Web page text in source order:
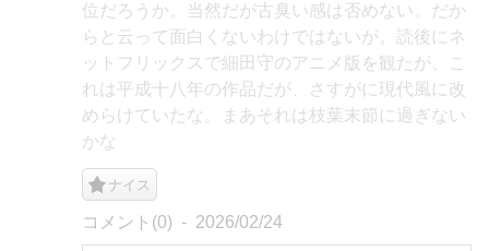
位だろうか。当然だが古臭い感は否めない。だか
らと云って面白くないわけではないが。読後にネ
ットフリックスで細田守のアニメ版を観たが、こ
れは平成十八年の作品だが、さすがに現代風に改
めらけていたな。まあそれは枝葉末節に過ぎない
かな
ナイス
コメント(0) 2026/02/24